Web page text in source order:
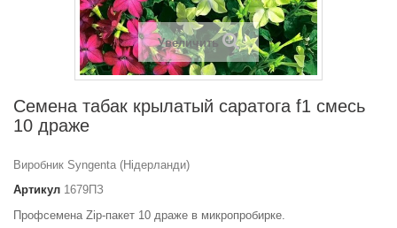
Увеличить
Семена табак крылатый саратога f1 смесь
10 драже
Виробник Syngenta (Нідерланди)
Артикул 1679ПЗ
Профсемена Zip-пакет 10 драже в микропробирке.